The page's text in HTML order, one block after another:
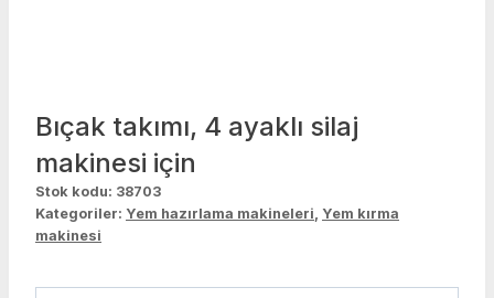
Bıçak takımı, 4 ayaklı silaj
makinesi için
Stok kodu: 38703
Kategoriler: Yem hazırlama makineleri, Yem kırma
makinesi